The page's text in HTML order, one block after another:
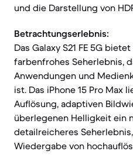
und die Darstellung von
Betrachtungserlebnis:
Das Galaxy S21 FE 5G
farbenfrohes Seherlebnis,
Anwendungen und
ist. Das iPhone 15 Pro Max
Auflösung, adaptiven
überlegenen Helligkeit ein
detailreicheres
Wiedergabe von